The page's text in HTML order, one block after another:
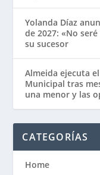
Yolanda Díaz
de 2027: «No
su sucesor
Almeida ejecuta
Municipal tras
una menor y las
CATEGORÍAS
Home